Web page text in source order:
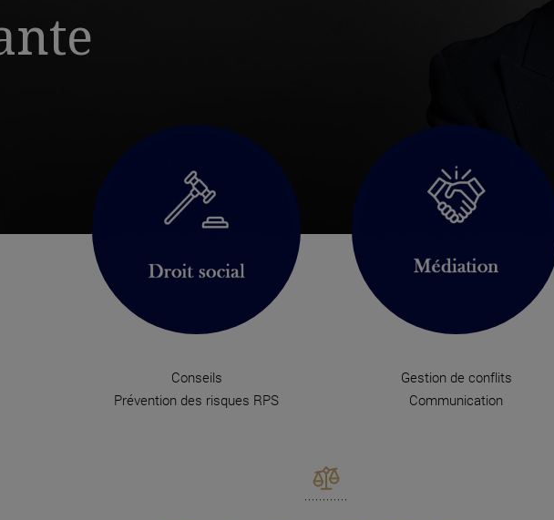
Conseils
Prévention des risques RPS
Gestion de conflits
Communication